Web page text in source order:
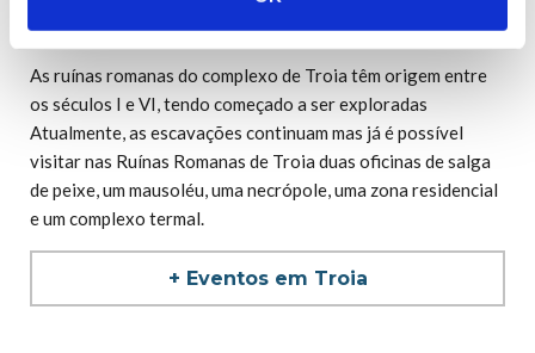
tem para oferecer.
As ruínas romanas do complexo de Troia têm origem entre
os séculos I e VI, tendo começado a ser exploradas
Atualmente, as escavações continuam mas já é possível
visitar nas Ruínas Romanas de Troia duas oficinas de salga
de peixe, um mausoléu, uma necrópole, uma zona residencial
e um complexo termal.
+ Eventos em Troia